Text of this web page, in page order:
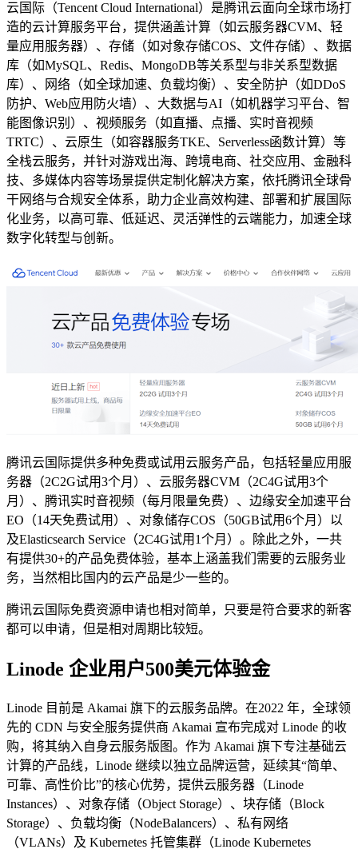
云国际（Tencent Cloud International）是腾讯云面向全球市场打
造的云计算服务平台，提供涵盖计算（如云服务器CVM、轻
量应用服务器）、存储（如对象存储COS、文件存储）、数据
库（如MySQL、Redis、MongoDB等关系型与非关系型数据
库）、网络（如全球加速、负载均衡）、安全防护（如DDoS
防护、Web应用防火墙）、大数据与AI（如机器学习平台、智
能图像识别）、视频服务（如直播、点播、实时音视频
TRTC）、云原生（如容器服务TKE、Serverless函数计算）等
全栈云服务，并针对游戏出海、跨境电商、社交应用、金融科
技、多媒体内容等场景提供定制化解决方案，依托腾讯全球骨
干网络与合规安全体系，助力企业高效构建、部署和扩展国际
化业务，以高可靠、低延迟、灵活弹性的云端能力，加速全球
数字化转型与创新。
腾讯云国际提供多种免费或试用云服务产品，包括轻量应用服
务器（2C2G试用3个月）、云服务器CVM（2C4G试用3个
月）、腾讯实时音视频（每月限量免费）、边缘安全加速平台
EO（14天免费试用）、对象储存COS（50GB试用6个月）以
及Elasticsearch Service（2C4G试用1个月）。除此之外，一共
有提供30+的产品免费体验，基本上涵盖我们需要的云服务业
务，当然相比国内的云产品是少一些的。
腾讯云国际免费资源申请也相对简单，只要是符合要求的新客
都可以申请，但是相对周期比较短。
Linode 企业用户500美元体验金
Linode 目前是 Akamai 旗下的云服务品牌。在2022 年，全球领
先的 CDN 与安全服务提供商 Akamai 宣布完成对 Linode 的收
购，将其纳入自身云服务版图。作为 Akamai 旗下专注基础云
计算的产品线，Linode 继续以独立品牌运营，延续其“简单、
可靠、高性价比”的核心优势，提供云服务器（Linode
Instances）、对象存储（Object Storage）、块存储（Block
Storage）、负载均衡（NodeBalancers）、私有网络
（VLANs）及 Kubernetes 托管集群（Linode Kubernetes